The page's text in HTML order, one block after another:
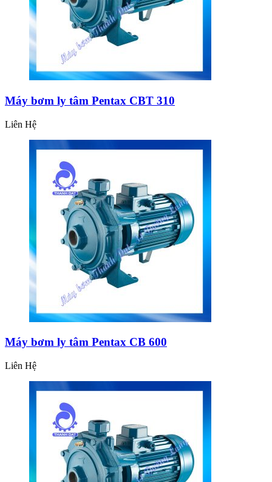
Máy bơm ly tâm Pentax CBT 310
Liên Hệ
Máy bơm ly tâm Pentax CB 600
Liên Hệ